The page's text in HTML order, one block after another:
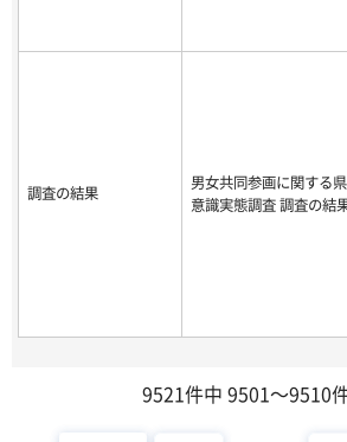
調査の結果
男女共同参画に関する
意識実態調査 調査の結
9521件中 9501～9510